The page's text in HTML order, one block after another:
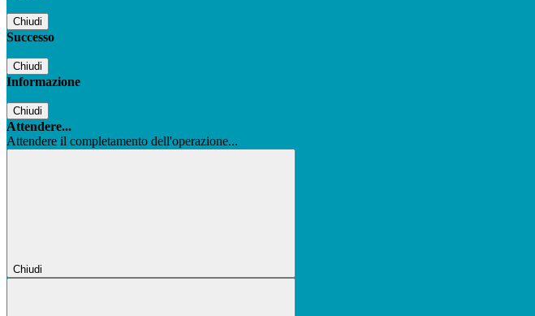
Chiudi
Successo
Chiudi
Informazione
Chiudi
Attendere...
Attendere il completamento dell'operazione...
Chiudi